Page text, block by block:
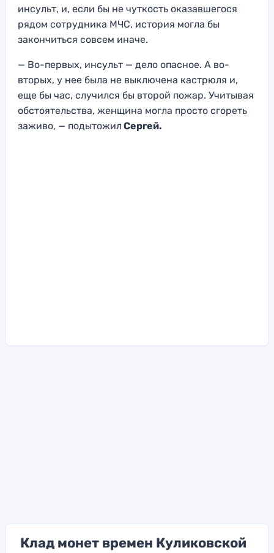
инсульт, и, если бы не чуткость оказавшегося
рядом сотрудника МЧС, история могла бы
закончиться совсем иначе.
— Во-первых, инсульт — дело опасное. А во-
вторых, у нее была не выключена кастрюля и,
еще бы час, случился бы второй пожар. Учитывая
обстоятельства, женщина могла просто сгореть
заживо, — подытожил Сергей.
Клад монет времен Куликовской